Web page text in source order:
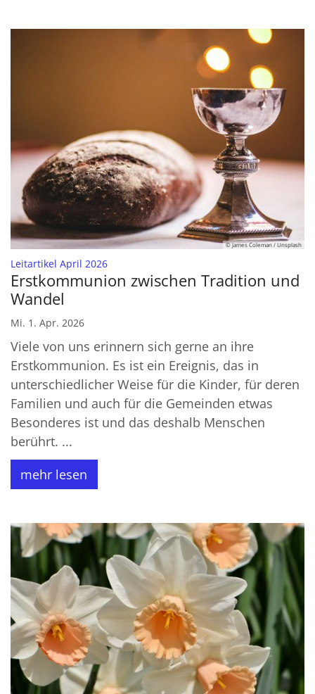
© James Coleman / Unsplash
Leitartikel April 2026:
Erstkommunion zwischen Tradition und
Wandel
Mi. 1. Apr. 2026
Viele von uns erinnern sich gerne an ihre
Erstkommunion. Es ist ein Ereignis, das in
unterschiedlicher Weise für die Kinder, für deren
Familien und auch für die Gemeinden etwas
Besonderes ist und das deshalb Menschen
berührt. ...
mehr lesen